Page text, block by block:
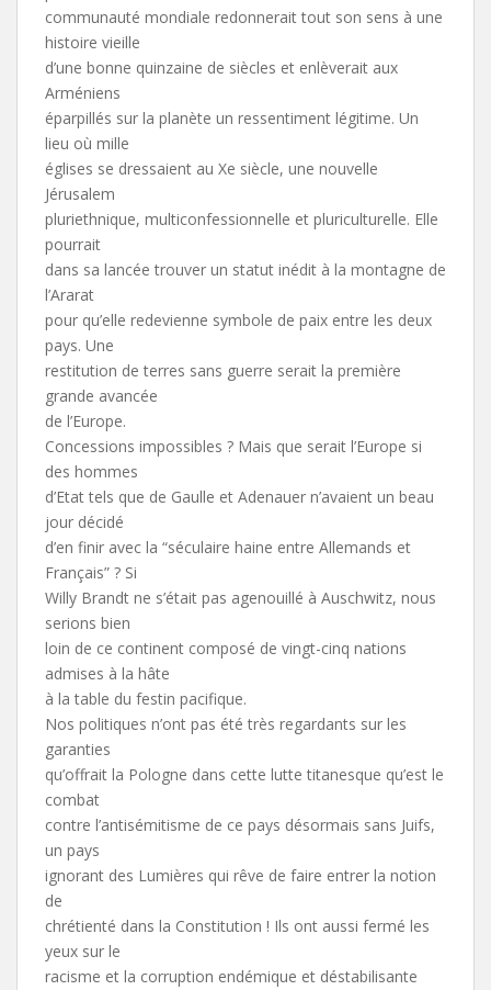
communauté mondiale redonnerait tout son sens à une
histoire vieille
d’une bonne quinzaine de siècles et enlèverait aux
Arméniens
éparpillés sur la planète un ressentiment légitime. Un
lieu où mille
églises se dressaient au Xe siècle, une nouvelle
Jérusalem
pluriethnique, multiconfessionnelle et pluriculturelle. Elle
pourrait
dans sa lancée trouver un statut inédit à la montagne de
l’Ararat
pour qu’elle redevienne symbole de paix entre les deux
pays. Une
restitution de terres sans guerre serait la première
grande avancée
de l’Europe.
Concessions impossibles ? Mais que serait l’Europe si
des hommes
d’Etat tels que de Gaulle et Adenauer n’avaient un beau
jour décidé
d’en finir avec la “séculaire haine entre Allemands et
Français” ? Si
Willy Brandt ne s’était pas agenouillé à Auschwitz, nous
serions bien
loin de ce continent composé de vingt-cinq nations
admises à la hâte
à la table du festin pacifique.
Nos politiques n’ont pas été très regardants sur les
garanties
qu’offrait la Pologne dans cette lutte titanesque qu’est le
combat
contre l’antisémitisme de ce pays désormais sans Juifs,
un pays
ignorant des Lumières qui rêve de faire entrer la notion
de
chrétienté dans la Constitution ! Ils ont aussi fermé les
yeux sur le
racisme et la corruption endémique et déstabilisante